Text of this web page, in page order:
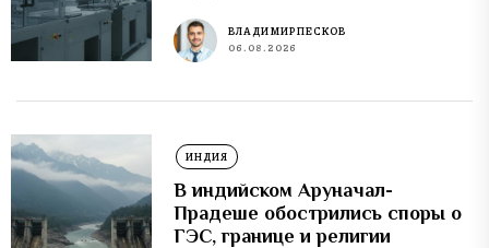
ВЛАДИМИР ПЕСКОВ
06.08.2026
ИНДИЯ
В индийском Аруначал-
Прадеше обострились споры о
ГЭС, границе и религии